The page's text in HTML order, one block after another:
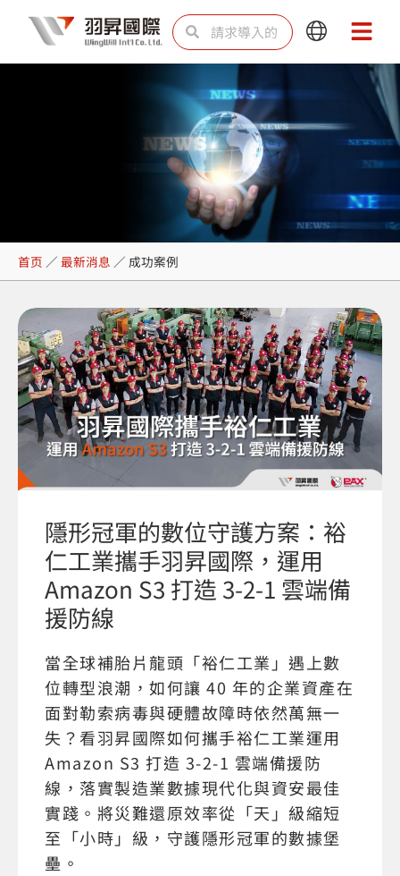
内
SearchSearch
Main
Menu
Main
Menu
成功案例
首页 ／ 最新消息 ／ 成功案例
隱形冠軍的數位守護方案：裕
仁工業攜手羽昇國際，運用
Amazon S3 打造 3-2-1 雲端備
援防線
當全球補胎片龍頭「裕仁工業」遇上數
位轉型浪潮，如何讓 40 年的企業資產在
面對勒索病毒與硬體故障時依然萬無一
失？看羽昇國際如何攜手裕仁工業運用
Amazon S3 打造 3-2-1 雲端備援防
線，落實製造業數據現代化與資安最佳
實踐。將災難還原效率從「天」級縮短
至「小時」級，守護隱形冠軍的數據堡
壘。